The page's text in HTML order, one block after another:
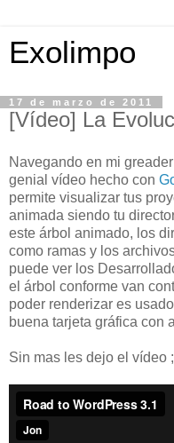
Exolimpo
17 de marzo de 2011
[Vídeo] La
Navegando en mi
genial vídeo hecho con
permite visualizar tus
animada siendo tu
este árbol animado, los
como ramas y los
puede ver los
el árbol conforme van
poder renderizar es
buena tarjeta gráfica con
Sin mas les dejo el vídeo